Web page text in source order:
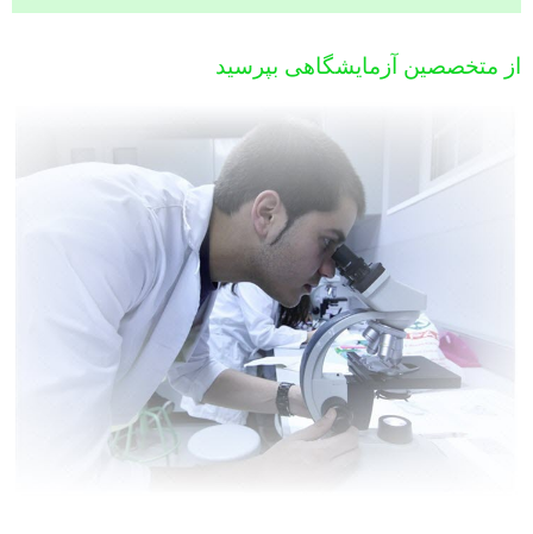
از متخصصین آزمایشگاهی بپرسید